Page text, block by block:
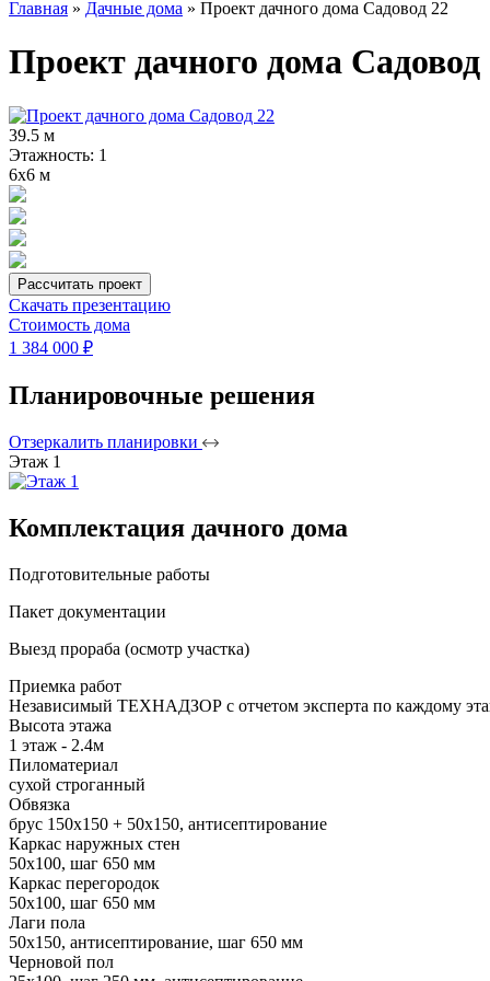
Главная » Дачные дома » Проект дачного дома Садовод 22
Проект дачного дома Садовод
39.5 м
Этажность: 1
6х6 м
Рассчитать проект
Скачать презентацию
Стоимость дома
1 384 000 ₽
Планировочные решения
Отзеркалить планировки
Этаж 1
Комплектация дачного дома
Подготовительные работы
Пакет документации
Выезд прораба (осмотр участка)
Приемка работ
Независимый ТЕХНАДЗОР с отчетом эксперта по каждому
Высота этажа
1 этаж - 2.4м
Пиломатериал
сухой строганный
Обвязка
брус 150х150 + 50х150, антисептирование
Каркас наружных стен
50х100, шаг 650 мм
Каркас перегородок
50х100, шаг 650 мм
Лаги пола
50х150, антисептирование, шаг 650 мм
Черновой пол